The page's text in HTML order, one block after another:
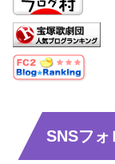
SNSフォ